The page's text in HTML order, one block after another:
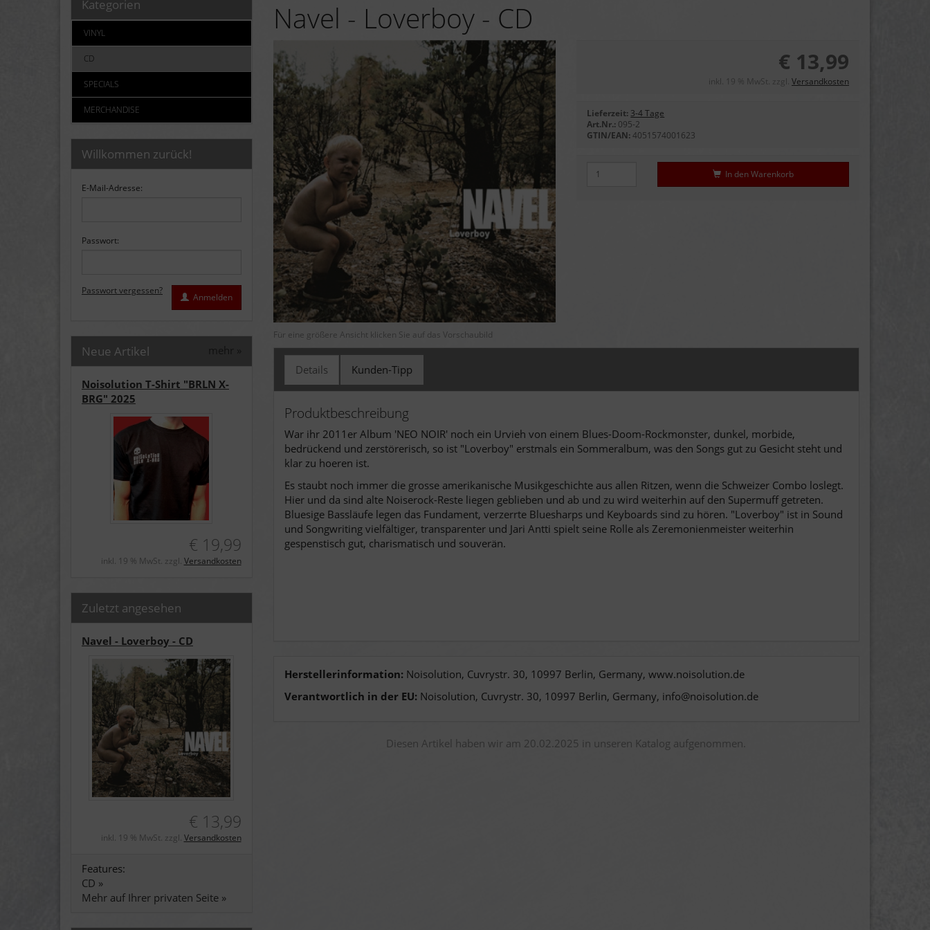
Kategorien
VINYL
CD
SPECIALS
MERCHANDISE
Willkommen zurück!
E-Mail-Adresse:
Passwort:
Passwort vergessen?
Anmelden
Neue Artikel
Noisolution T-Shirt "BRLN X-
BRG" 2025
€ 19,99
inkl. 19 % MwSt. zzgl. Versandkosten
Zuletzt angesehen
Navel - Loverboy - CD
€ 13,99
inkl. 19 % MwSt. zzgl. Versandkosten
Features:
CD »
Mehr auf Ihrer privaten Seite »
Navel - Loverboy - CD
Für eine größere Ansicht klicken Sie auf das Vorschaubild
€ 13,99
inkl. 19 % MwSt. zzgl. Versandkosten
Lieferzeit: 3-4 Tage
Art.Nr.: 095-2
GTIN/EAN: 4051574001623
In den Warenkorb
Details Kunden-Tipp
Produktbeschreibung
War ihr 2011er Album 'NEO NOIR' noch ein Urvieh von einem Blues-Doom-Rockmonster, dunkel, morbide,
bedrückend und zerstörerisch, so ist "Loverboy" erstmals ein Sommeralbum, was den Songs gut zu Gesicht steht und
klar zu hoeren ist.
Es staubt noch immer die grosse amerikanische Musikgeschichte aus allen Ritzen, wenn die Schweizer Combo loslegt.
Hier und da sind alte Noiserock-Reste liegen geblieben und ab und zu wird weiterhin auf den Supermuff getreten.
Bluesige Bassläufe legen das Fundament, verzerrte Bluesharps und Keyboards sind zu hören. "Loverboy" ist in Sound
und Songwriting vielfältiger, transparenter und Jari Antti spielt seine Rolle als Zeremonienmeister weiterhin
gespenstisch gut, charismatisch und souverän.
Herstellerinformation:Noisolution, Cuvrystr. 30, 10997 Berlin, Germany, www.noisolution.de
Verantwortlich in der EU:Noisolution, Cuvrystr. 30, 10997 Berlin, Germany, info@noisolution.de
Diesen Artikel haben wir am 20.02.2025 in unseren Katalog aufgenommen.